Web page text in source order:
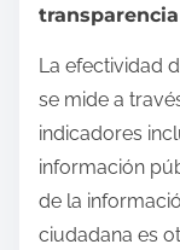
La efectividad
se mide a
indicadores
información
de la
ciudadana es